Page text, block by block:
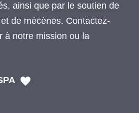
ainsi que par le soutien de
de mécènes. Contactez-
à notre mission ou la